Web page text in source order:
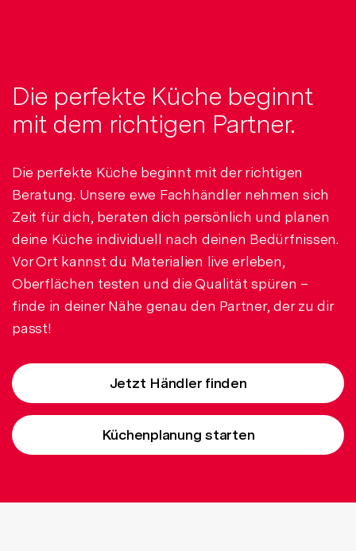
Die perfekte Küche beginnt
mit dem richtigen Partner.
Die perfekte Küche beginnt mit der richtigen
Beratung. Unsere ewe Fachhändler nehmen sich
Zeit für dich, beraten dich persönlich und planen
deine Küche individuell nach deinen Bedürfnissen.
Vor Ort kannst du Materialien live erleben,
Oberflächen testen und die Qualität spüren –
finde in deiner Nähe genau den Partner, der zu dir
passt!
Jetzt Händler finden
Küchenplanung starten